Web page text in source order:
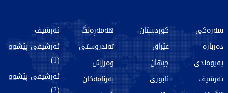
سەرەکی
دەربارە
پەیوەندی
ئەرشیف
کوردستان
عێراق
جیهان
ئابوری
هەمەڕەنگ
تەندروستی
وەرزش
بەرنامەکان
ئەرشیف
ئەرشیفی پێشوو
(1)
ئەرشیفی پێشوو
(2)